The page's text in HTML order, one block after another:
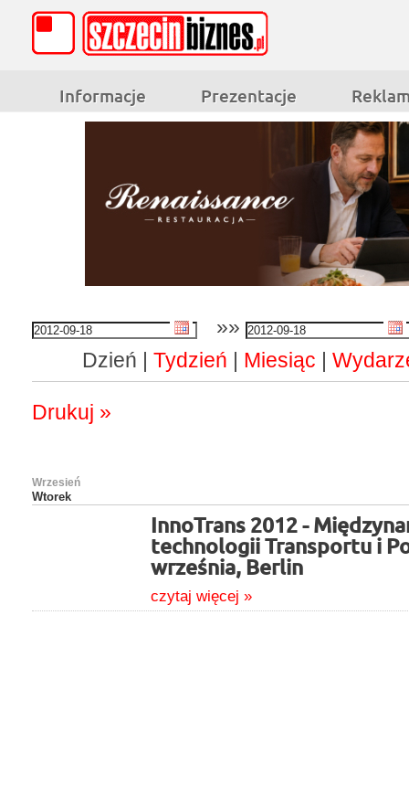
Informacje Prezentacje
»»
Dzień | Tydzień | Miesiąc |
Drukuj »
Wrzesień
Wtorek
InnoTrans 2012 -
technologii Transportu i
września, Berlin
czytaj więcej »